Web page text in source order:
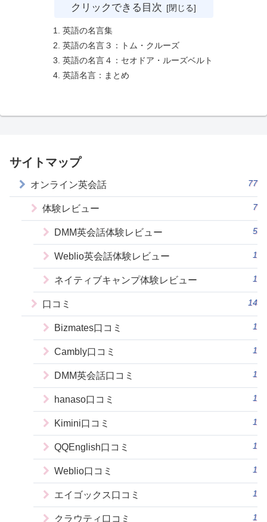
クリックできる目次
英語の名言集
英語の名言３：トム・クルーズ
英語の名言４：セオドア・ルーズベルト
英語名言：まとめ
サイトマップ
オンライン英会話 77
体験レビュー 7
DMM英会話体験レビュー 5
Weblio英会話体験レビュー 1
ネイティブキャンプ体験レビュー 1
口コミ 14
Bizmates口コミ 1
Cambly口コミ 1
DMM英会話口コミ 1
hanaso口コミ 1
Kimini口コミ 1
QQEnglish口コミ 1
Weblio口コミ 1
エイゴックス口コミ 1
クラウティ口コミ 1